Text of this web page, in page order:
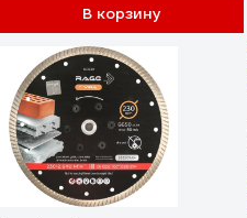
В корзину